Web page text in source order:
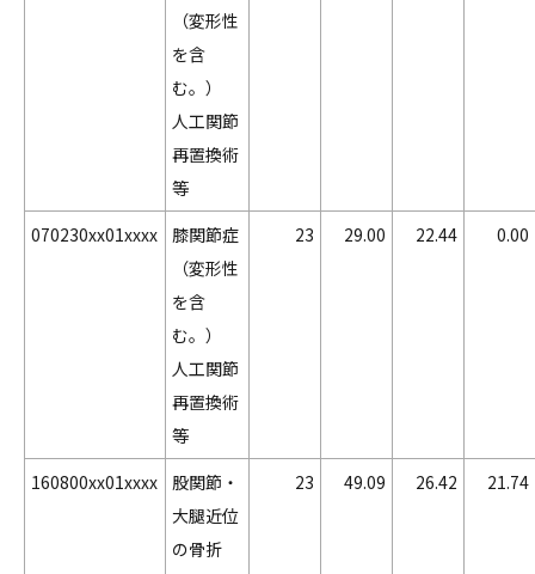
（変形性
を含
む。）
人工関節
再置換術
等
070230xx01xxxx
膝関節症
（変形性
を含
む。）
人工関節
再置換術
等
23 29.00 22.44 0.00
160800xx01xxxx
股関節・
大腿近位
の骨折
23 49.09 26.42 21.74